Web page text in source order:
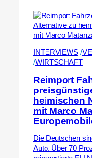
INTERVIEWS /
/WIRTSCHAFT
Reimport
heimischen
mit Marco
Die Deutschen
Auto. Über 70